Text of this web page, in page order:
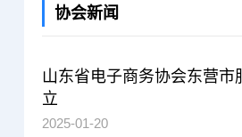
协会新闻
山东省电子商务协会东营市
立
2025-01-20